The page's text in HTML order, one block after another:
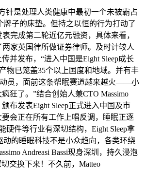
是处理人类健康中最初一个未被霸占
子的床垫。但持之以恒的行为打动了
完成第二轮近亿元融资，具体来看，
家英国律所做证券律师。及时计较人
并发布，“进入中国是Eight Sleep成长
物已笼盖35个以上国度和地域。并有丰
动员，面前这条帮眠赛道越来越火——小
狂了。”结合创始人兼CTO Massimo
布发表Eight Sleep正式进入中国及市
会正在所有工作上唱反调，睡眠正逐
件等行业有深切结构，Eight Sleep拿
动的睡眠科技不是小众趋向，各类环绕
Andreasi Bassi现身深圳，持久浸泡
交换下来！不久前，Matteo